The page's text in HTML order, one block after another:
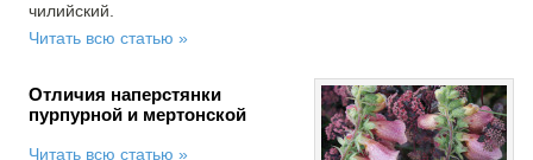
чилийский.
Читать всю статью »
Отличия наперстянки
пурпурной и мертонской
Читать всю статью »